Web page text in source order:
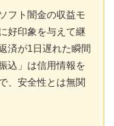
フト闇金の収益モ
好印象を与えて継
済が1日遅れた瞬間
込」は信用情報を
、安全性とは無関